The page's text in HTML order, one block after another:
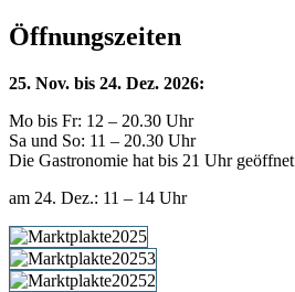
Öffnungszeiten
25. Nov. bis 24. Dez. 2026:
Mo bis Fr: 12 – 20.30 Uhr
Sa und So: 11 – 20.30 Uhr
Die Gastronomie hat bis 21 Uhr geöffnet
am 24. Dez.: 11 – 14 Uhr